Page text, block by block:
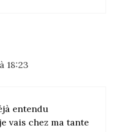
18:23
entendu
vais chez ma tante